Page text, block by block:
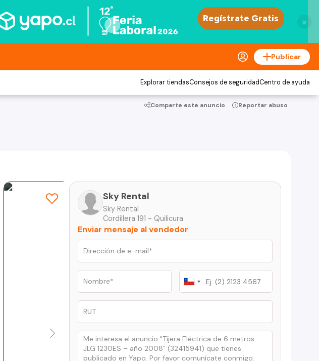
×
Publicar
Explorar tiendasConsejos de seguridadCentro de ayuda
Comparte este anuncio Reportar abuso
Sky Rental
Sky Rental
Cordillera 191 - Quilicura
Enviar mensaje al vendedor
Chile
+56